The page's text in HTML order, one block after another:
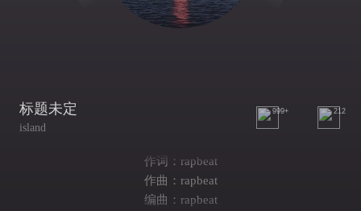
标题未定
island
999+ 212
作词：rapbeat
作曲：rapbeat
编曲：rapbeat